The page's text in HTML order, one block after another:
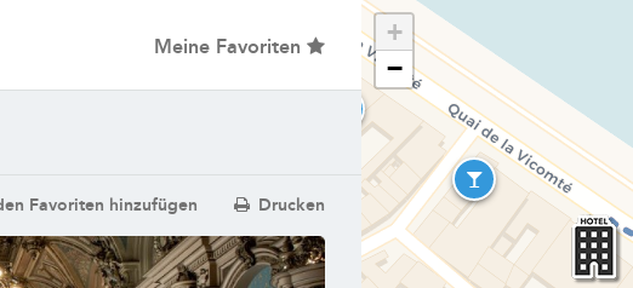
Meine Favoriten
Drucken
Favoriten hinzufügen
+
−